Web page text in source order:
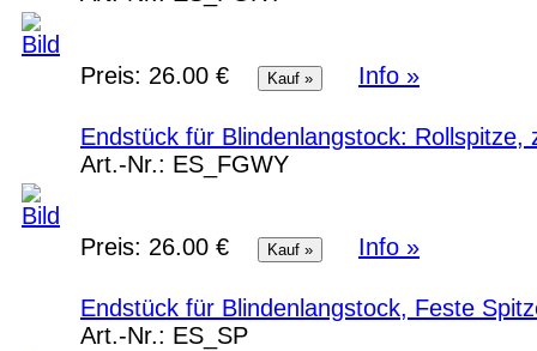
Preis: 26.00 € Info »
Endstück für Blindenlangstock:
Art.-Nr.: ES_FGWY
Preis: 26.00 € Info »
Endstück für Blindenlangstock, Feste
Art.-Nr.: ES_SP